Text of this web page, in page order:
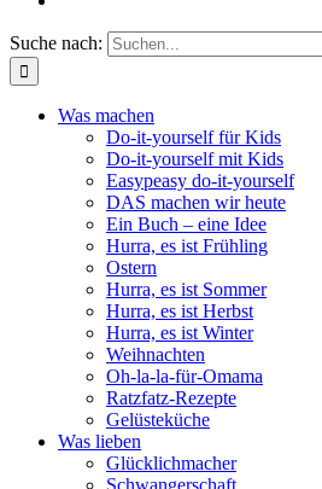
Suche nach:
Was machen
Do-it-yourself für Kids
Do-it-yourself mit Kids
Easypeasy do-it-yourself
DAS machen wir heute
Ein Buch – eine Idee
Hurra, es ist Frühling
Ostern
Hurra, es ist Sommer
Hurra, es ist Herbst
Hurra, es ist Winter
Weihnachten
Oh-la-la-für-Omama
Ratzfatz-Rezepte
Gelüsteküche
Was lieben
Glücklichmacher
Schwangerschaft